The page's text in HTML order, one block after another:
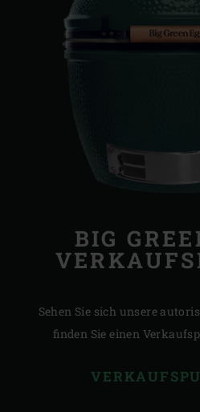
BIG
Sehen Sie sich unsere
finden Sie einen